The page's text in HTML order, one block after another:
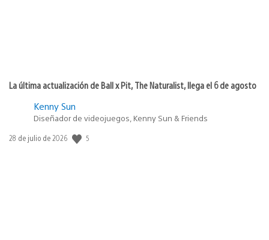
La última actualización de Ball x Pit, The Naturalist, llega el 6 de agosto
Kenny Sun
Diseñador de videojuegos, Kenny Sun & Friends
Fecha
28 de julio de 2026 5